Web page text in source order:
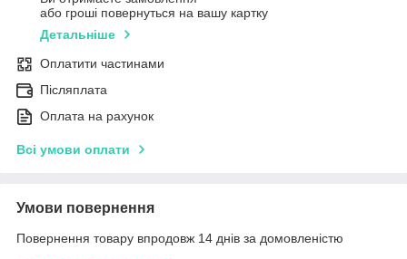
або гроші повернуться на вашу картку
Детальніше
Оплатити частинами
Післяплата
Оплата на рахунок
Всі умови оплати
Умови повернення
Повернення товару впродовж 14 днів за домовленістю